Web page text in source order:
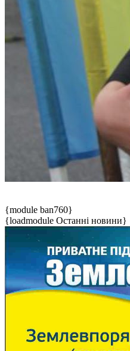
{module ban760}
{loadmodule Останні новини}